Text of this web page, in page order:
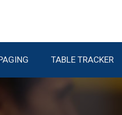
TABLE TRACKER